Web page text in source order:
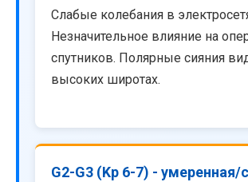
Слабые колебания в
Незначительное влияние на
спутников. Полярные сияния
высоких широтах.
G2-G3 (Kp 6-7) - умеренная/